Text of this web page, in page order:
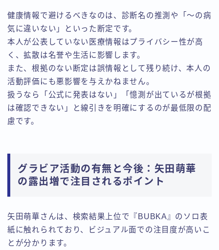
健康情報で避けるべきなのは、診断名の推測や「〜の病
気に違いない」といった断定です。
本人が公表していない医療情報はプライバシー性が高
く、拡散は名誉や生活に影響します。
また、根拠のない断定は誤情報として残り続け、本人の
活動評価にも悪影響を与えかねません。
扱うなら「公式に発表はない」「憶測が出ているが根拠
は確認できない」と線引きを明確にするのが最低限の配
慮です。
グラビア活動の有無と今後：矢田萌華
の露出増で注目されるポイント
矢田萌華さんは、検索結果上位で『BUBKA』のソロ表
紙に触れられており、ビジュアル面での注目度が高いこ
とが分かります。